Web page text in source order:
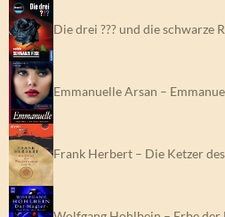
Die drei ??? und die schwarze
Emmanuelle Arsan –
Frank Herbert – Die Ketzer